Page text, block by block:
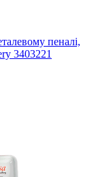
пеналі,
3403221